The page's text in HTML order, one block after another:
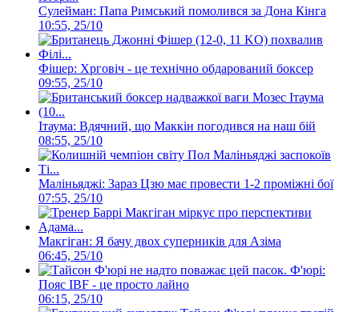
Сулейман: Папа Римський помолився за Дона Кінга
10:55, 25/10
Фішер: Хрговіч - це технічно обдарований боксер
09:55, 25/10
Ітаума: Вдячний, що Маккін погодився на наш бій
08:55, 25/10
Маліньяджі: Зараз Цзю має провести 1-2 проміжні бої
07:55, 25/10
Макгіган: Я бачу двох суперників для Азіма
06:45, 25/10
Ф'юрі:
Пояс IBF - це просто лайно
06:15, 25/10